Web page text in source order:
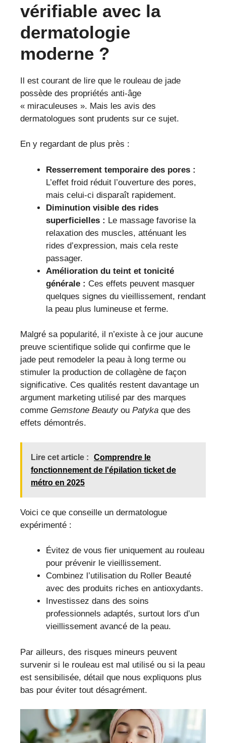
vérifiable avec la
dermatologie
moderne ?
Il est courant de lire que le rouleau de jade
possède des propriétés anti-âge
« miraculeuses ». Mais les avis des
dermatologues sont prudents sur ce sujet.
En y regardant de plus près :
Resserrement temporaire des pores :
L’effet froid réduit l’ouverture des pores,
mais celui-ci disparaît rapidement.
Diminution visible des rides
superficielles : Le massage favorise la
relaxation des muscles, atténuant les
rides d’expression, mais cela reste
passager.
Amélioration du teint et tonicité
générale : Ces effets peuvent masquer
quelques signes du vieillissement, rendant
la peau plus lumineuse et ferme.
Malgré sa popularité, il n’existe à ce jour aucune
preuve scientifique solide qui confirme que le
jade peut remodeler la peau à long terme ou
stimuler la production de collagène de façon
significative. Ces qualités restent davantage un
argument marketing utilisé par des marques
comme Gemstone Beautyou Patyka que des
effets démontrés.
Lire cet article :
Comprendre le
fonctionnement de l'épilation ticket de
métro en 2025
Voici ce que conseille un dermatologue
expérimenté :
Évitez de vous fier uniquement au rouleau
pour prévenir le vieillissement.
Combinez l’utilisation du Roller Beauté
avec des produits riches en antioxydants.
Investissez dans des soins
professionnels adaptés, surtout lors d’un
vieillissement avancé de la peau.
Par ailleurs, des risques mineurs peuvent
survenir si le rouleau est mal utilisé ou si la peau
est sensibilisée, détail que nous expliquons plus
bas pour éviter tout désagrément.